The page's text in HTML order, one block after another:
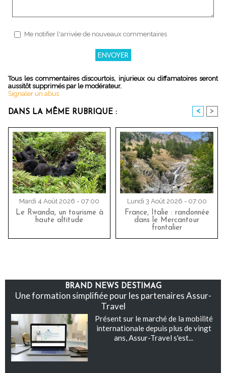
Me notifier l'arrivée de nouveaux commentaires
Tous les commentaires discourtois, injurieux ou diffamatoires seront
aussitôt supprimés par le modérateur.
Signaler un abus
DANS LA MÊME RUBRIQUE : < >
Mardi 4 Août 2026 - 07:00
Le Rwanda, un tourisme à
haute altitude
Lundi 3 Août 2026 - 07:00
France, Italie : randonnée
dans le Mercantour
frontalier
BRAND NEWS DESTIMAG
Une formation simplifiée pour les partenaires Assur-
Travel
Présent sur le marché de la mobilité
internationale depuis plus de vingt
ans, Assur-Travel s'est...